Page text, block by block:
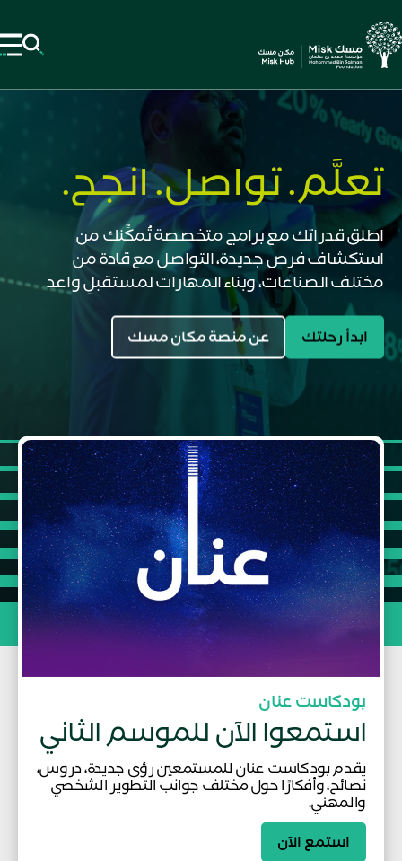
تعلَّم. تواصل. انجح.
اطلق قدراتك مع برامج متخصصة تُمكِّنك من
استكشاف فرص جديدة، التواصل مع قادة من
مختلف الصناعات، وبناء المهارات لمستقبلٍ واعد
ابدأ رحلتك عن منصة مكان مسك
بودكاست عنان
استمعوا الآن للموسم الثاني
يقدم بودكاست عنان للمستمعين رؤى جديدة، دروس،
نصائح، وأفكارًا حول مختلف جوانب التطوير الشخصي
والمهني.
استمع الآن